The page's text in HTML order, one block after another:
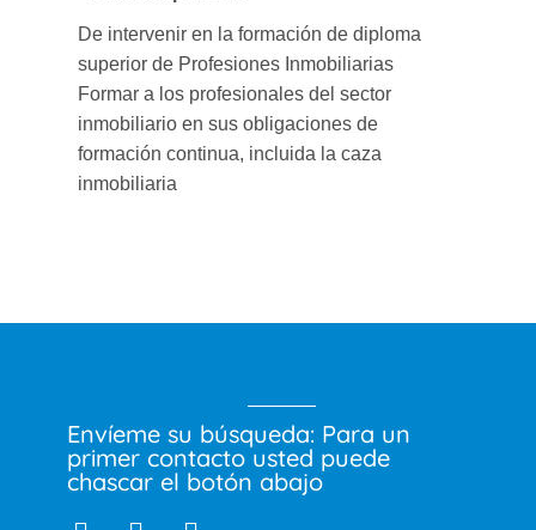
De intervenir en la formación de diploma
superior de Profesiones Inmobiliarias
Formar a los profesionales del sector
inmobiliario en sus obligaciones de
formación continua, incluida la caza
inmobiliaria
Envíeme su búsqueda: Para un
primer contacto usted puede
chascar el botón abajo